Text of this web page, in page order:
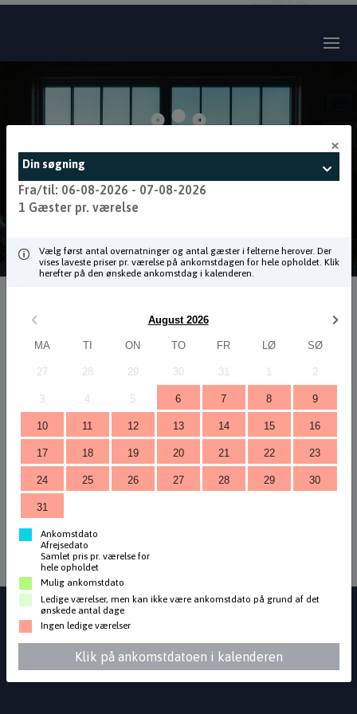
×
Din søgning
Fra/til: 06-08-2026 - 07-08-2026
1 Gæster pr. værelse
Vælg først antal overnatninger og antal gæster i felterne herover. Der
vises laveste priser pr. værelse på ankomstdagen for hele opholdet. Klik
herefter på den ønskede ankomstdag i kalenderen.
August 2026
MA TI ON TO FR LØ SØ
27 28 29 30 31 1 2
3 4 5 6 7 8 9
10 11 12 13 14 15 16
17 18 19 20 21 22 23
24 25 26 27 28 29 30
31
Ankomstdato
Afrejsedato
Samlet pris pr. værelse for
hele opholdet
Mulig ankomstdato
Ledige værelser, men kan ikke være ankomstdato på grund af det
ønskede antal dage
Ingen ledige værelser
Klik på ankomstdatoen i kalenderen
Ophold
Velkommen til Igloo Lodge bookingportal
På denne side kan du booke ophold i Igloo Lodge samt transport til
lodgen og spændende udflugter i området.
Tøv ikke med at kontakte os, hvis du har spørgsmål vedrørende
online booking eller lodgen generelt.